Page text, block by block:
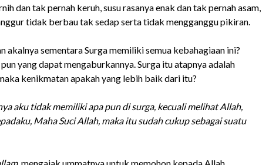
dan tak pernah keruh, susu rasanya enak dan tak pernah asam,
tidak berbau tak sedap serta tidak mengganggu pikiran.
akalnya sementara Surga memiliki semua kebahagiaan ini?
yang dapat mengaburkannya. Surga itu atapnya adalah
kenikmatan apakah yang lebih baik dari itu?
aku tidak memiliki apa pun di surga, kecuali melihat Allah,
Maha Suci Allah, maka itu sudah cukup sebagai suatu